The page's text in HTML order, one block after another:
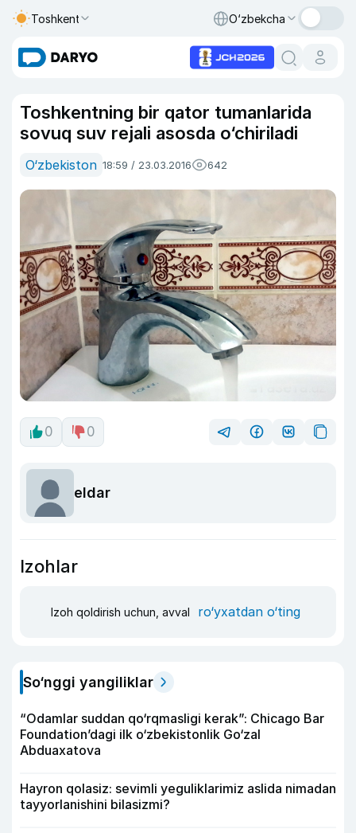
Toshkent O‘zbekcha
Toshkentning bir qator tumanlarida
sovuq suv rejali asosda o‘chiriladi
O‘zbekiston 18:59 / 23.03.2016 642
0 0
eldar
Izohlar
Izoh qoldirish uchun, avval ro‘yxatdan o‘ting
So‘nggi yangiliklar
“Odamlar suddan qo‘rqmasligi kerak”: Chicago Bar
Foundation’dagi ilk o‘zbekistonlik Go‘zal
Abduaxatova
Hayron qolasiz: sevimli yeguliklarimiz aslida nimadan
tayyorlanishini bilasizmi?